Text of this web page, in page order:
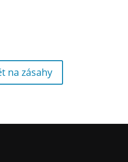
na zásahy